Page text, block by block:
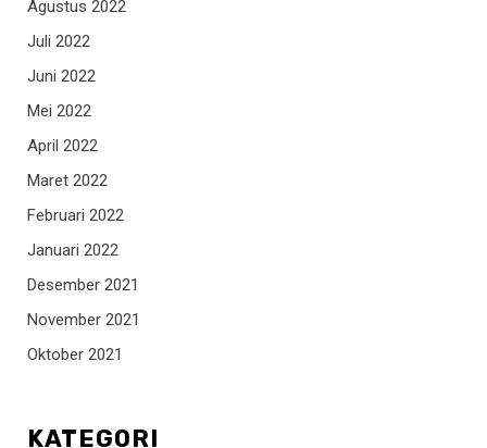
Agustus 2022
Juli 2022
Juni 2022
Mei 2022
April 2022
Maret 2022
Februari 2022
Januari 2022
Desember 2021
November 2021
Oktober 2021
KATEGORI